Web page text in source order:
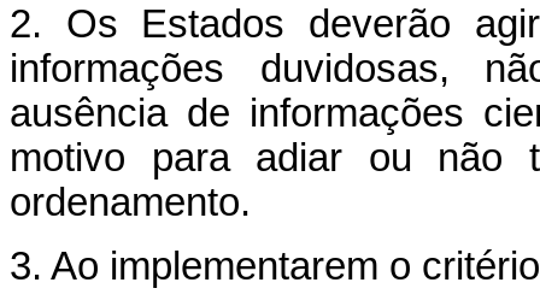
2. Os Estados deverão
informações duvidosas,
ausência de informações
motivo para adiar ou não
ordenamento.
3. Ao implementarem o